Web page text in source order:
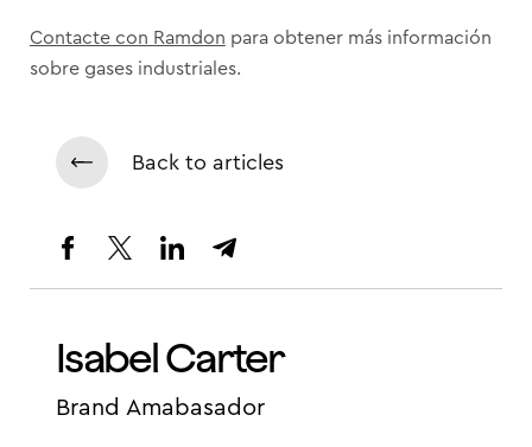
Contacte con Ramdon para obtener más información
sobre gases industriales.
Back to articles
Isabel Carter
Brand Amabasador